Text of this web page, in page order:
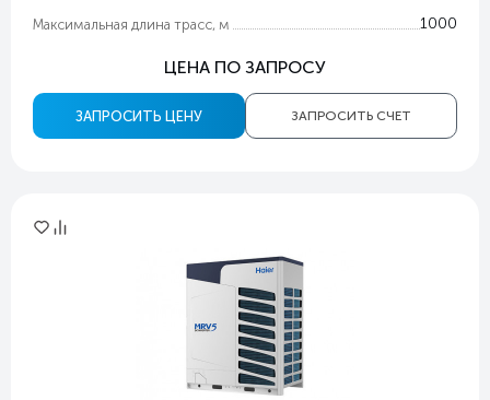
Максимальная длина трасс, м 1000
ЦЕНА ПО ЗАПРОСУ
ЗАПРОСИТЬ СЧЕТ
ЗАПРОСИТЬ ЦЕНУ